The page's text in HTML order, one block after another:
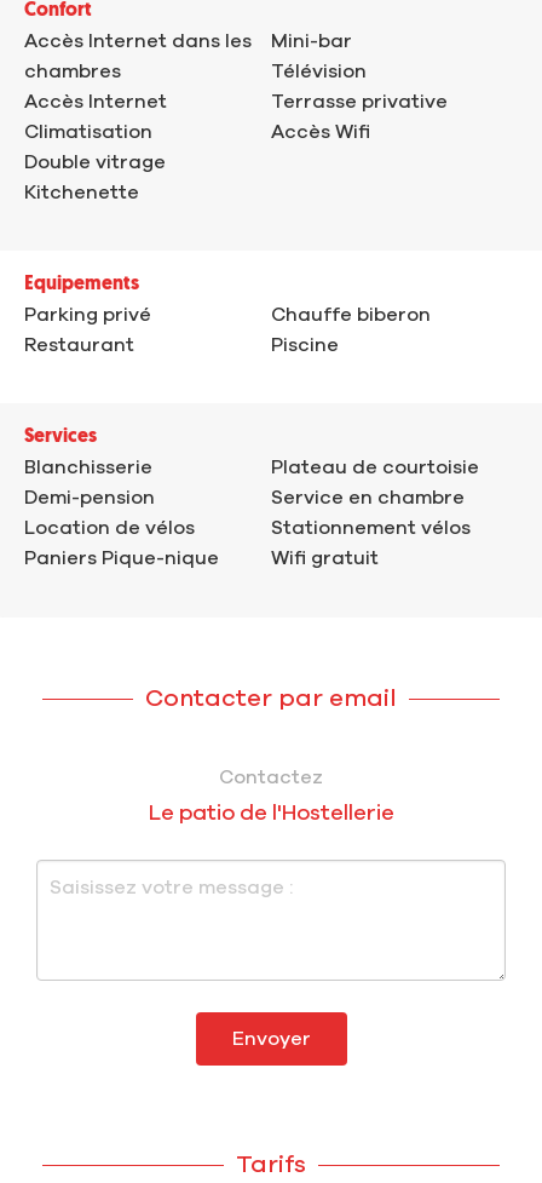
Confort
Accès Internet dans les
chambres
Accès Internet
Climatisation
Double vitrage
Kitchenette
Mini-bar
Télévision
Terrasse privative
Accès Wifi
Equipements
Parking privé
Restaurant
Chauffe biberon
Piscine
Services
Blanchisserie
Demi-pension
Location de vélos
Paniers Pique-nique
Plateau de courtoisie
Service en chambre
Stationnement vélos
Wifi gratuit
Contacter par email
Contactez
Le patio de l'Hostellerie
Envoyer
Tarifs